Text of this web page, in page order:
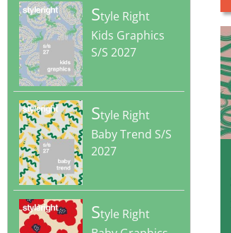
Style Right
Kids Graphics
S/S 2027
Style Right
Baby Trend S/S
2027
Style Right